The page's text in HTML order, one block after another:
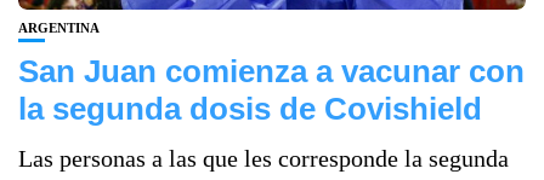
ARGENTINA
San Juan comienza a vacunar con
la segunda dosis de Covishield
Las personas a las que les corresponde la segunda